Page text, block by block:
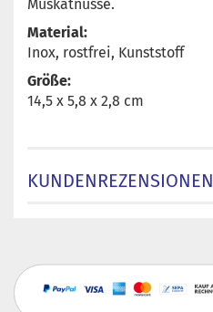
Muskatnüsse.
Material:
Inox, rostfrei, Kunststoff
Größe:
14,5 x 5,8 x 2,8 cm
KUNDENREZENSIONEN